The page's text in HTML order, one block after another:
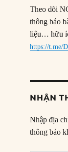
Theo dõi
thông báo
liệu… hữu
https://t.me/
NHẬN
Nhập địa
thông báo